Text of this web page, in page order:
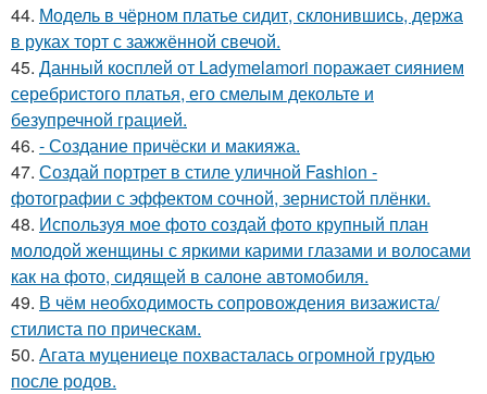
44. Модель в чёрном платье сидит, склонившись, держа
в руках торт с зажжённой свечой.
45. Данный косплей от Ladymelamori поражает сиянием
серебристого платья, его смелым декольте и
безупречной грацией.
46. - Создание причёски и макияжа.
47. Создай портрет в стиле уличной Fashion -
фотографии с эффектом сочной, зернистой плёнки.
48. Используя мое фото создай фото крупный план
молодой женщины с яркими карими глазами и волосами
как на фото, сидящей в салоне автомобиля.
49. В чём необходимость сопровождения визажиста/
стилиста по прическам.
50. Агата муцениеце похвасталась огромной грудью
после родов.